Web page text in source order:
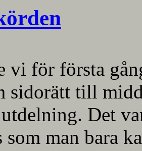
vi för första
sidorätt till
Det
som man bara